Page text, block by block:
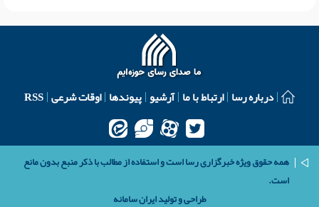
درباره رسا ارتباط با ما آرشیو پیوندها اوقات شرعی RSS
همه حقوق ویژه خبرگزاری رسا است و استفاده از مطالب با ذکر منبع بدون مانع
است.
طراحی و تولیدایران سامانه